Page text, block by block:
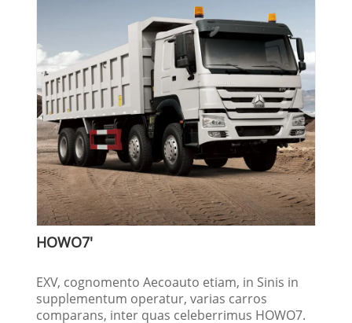
HOWO7'
EXV, cognomento Aecoauto etiam, in Sinis in
supplementum operatur, varias carros
comparans, inter quas celeberrimus HOWO7.